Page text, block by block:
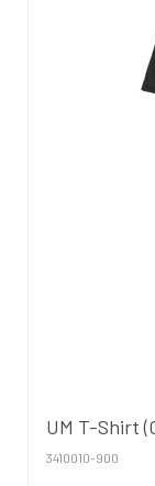
UM T-Shirt
3410010-900